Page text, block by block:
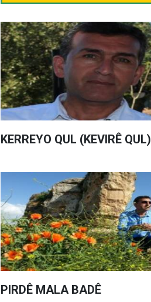
KERREYO QUL (KEVIRÊ QUL)
PIRDÊ MALA BADÊ